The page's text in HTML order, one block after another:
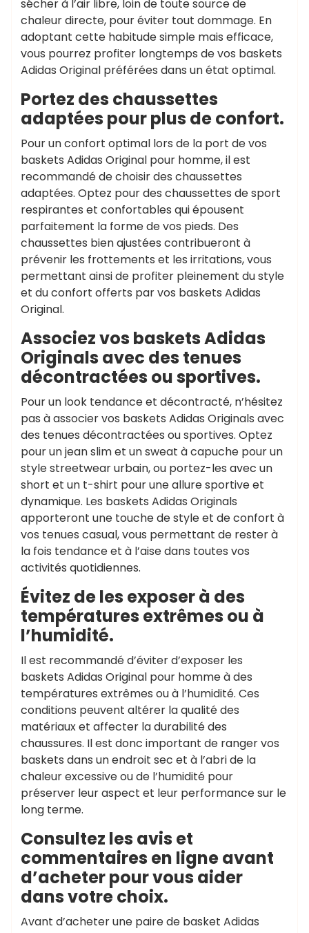
sécher à l’air libre, loin de toute source de
chaleur directe, pour éviter tout dommage. En
adoptant cette habitude simple mais efficace,
vous pourrez profiter longtemps de vos baskets
Adidas Original préférées dans un état optimal.
Portez des chaussettes
adaptées pour plus de confort.
Pour un confort optimal lors de la port de vos
baskets Adidas Original pour homme, il est
recommandé de choisir des chaussettes
adaptées. Optez pour des chaussettes de sport
respirantes et confortables qui épousent
parfaitement la forme de vos pieds. Des
chaussettes bien ajustées contribueront à
prévenir les frottements et les irritations, vous
permettant ainsi de profiter pleinement du style
et du confort offerts par vos baskets Adidas
Original.
Associez vos baskets Adidas
Originals avec des tenues
décontractées ou sportives.
Pour un look tendance et décontracté, n’hésitez
pas à associer vos baskets Adidas Originals avec
des tenues décontractées ou sportives. Optez
pour un jean slim et un sweat à capuche pour un
style streetwear urbain, ou portez-les avec un
short et un t-shirt pour une allure sportive et
dynamique. Les baskets Adidas Originals
apporteront une touche de style et de confort à
vos tenues casual, vous permettant de rester à
la fois tendance et à l’aise dans toutes vos
activités quotidiennes.
Évitez de les exposer à des
températures extrêmes ou à
l’humidité.
Il est recommandé d’éviter d’exposer les
baskets Adidas Original pour homme à des
températures extrêmes ou à l’humidité. Ces
conditions peuvent altérer la qualité des
matériaux et affecter la durabilité des
chaussures. Il est donc important de ranger vos
baskets dans un endroit sec et à l’abri de la
chaleur excessive ou de l’humidité pour
préserver leur aspect et leur performance sur le
long terme.
Consultez les avis et
commentaires en ligne avant
d’acheter pour vous aider
dans votre choix.
Avant d’acheter une paire de basket Adidas